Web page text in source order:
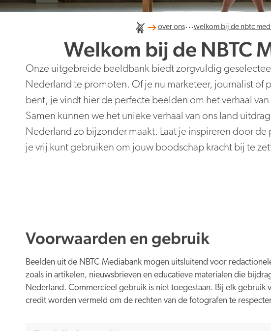
over ons...welkom bij de nbtc
Welkom bij de NBTC
Onze uitgebreide beeldbank biedt zorgvuldig
Nederland te promoten. Of je nu marketeer, journalist of
bent, je vindt hier de perfecte beelden om het verhaal
Samen kunnen we het unieke verhaal van ons land
Nederland zo bijzonder maakt. Laat je inspireren door
je vrij kunt gebruiken om jouw boodschap kracht bij te
Voorwaarden en gebruik
Beelden uit de NBTC Mediabank mogen uitsluitend voor
zoals in artikelen, nieuwsbrieven en educatieve materialen die
Nederland. Commercieel gebruik is niet toegestaan. Bij elk gebruik
credit worden vermeld om de rechten van de fotografen te